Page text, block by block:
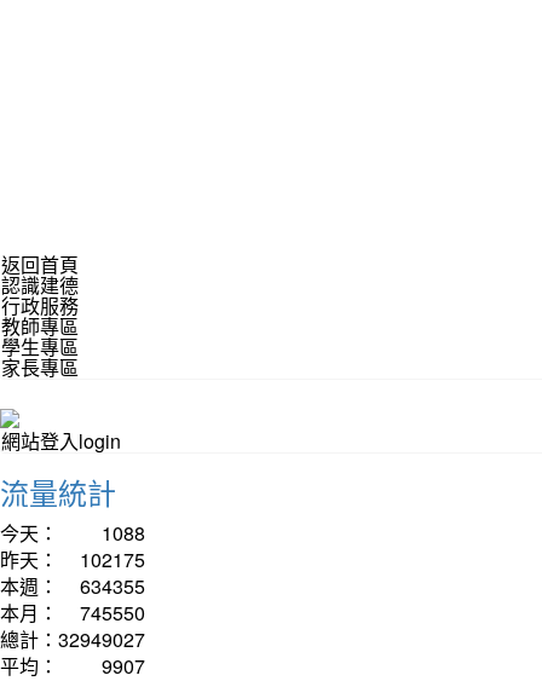
返回首頁
認識建德
行政服務
教師專區
學生專區
家長專區
網站登入login
流量統計
今天：
1088
昨天：
102175
本週：
634355
本月：
745550
總計： 32949027
平均：
9907